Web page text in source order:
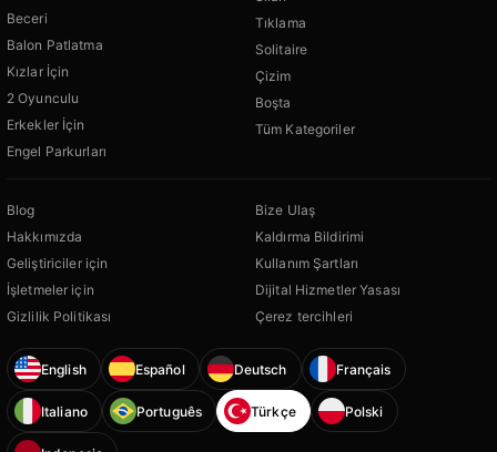
Beceri
Balon Patlatma
Kızlar İçin
2 Oyunculu
Erkekler İçin
Engel Parkurları
Tıklama
Solitaire
Çizim
Boşta
Tüm Kategoriler
Blog
Hakkımızda
Geliştiriciler için
İşletmeler için
Gizlilik Politikası
Bize Ulaş
Kaldırma Bildirimi
Kullanım Şartları
Dijital Hizmetler Yasası
Çerez tercihleri
English Español Deutsch Français
Italiano Português Türkçe Polski